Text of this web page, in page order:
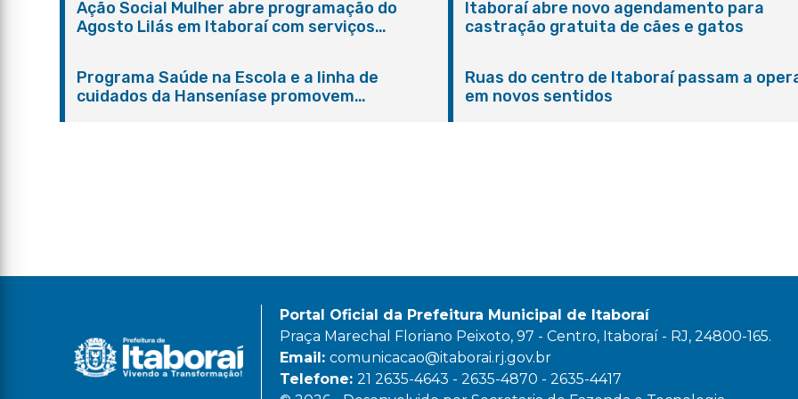
Ação Social Mulher abre programação do
Agosto Lilás em Itaboraí com serviços
Itaboraí abre novo agendamento para
castração gratuita de cães e gatos
Programa Saúde na Escola e a linha de
cuidados da Hanseníase promovem
Ruas do centro de Itaboraí passam a
em novos sentidos
Portal Oficial da Prefeitura Municipal de Itaboraí
Praça Marechal Floriano Peixoto, 97 - Centro, Itaboraí - RJ, 24800-165.
Email:comunicacao@itaborai.rj.gov.br
Telefone:21 2635-4643 - 2635-4870 - 2635-4417